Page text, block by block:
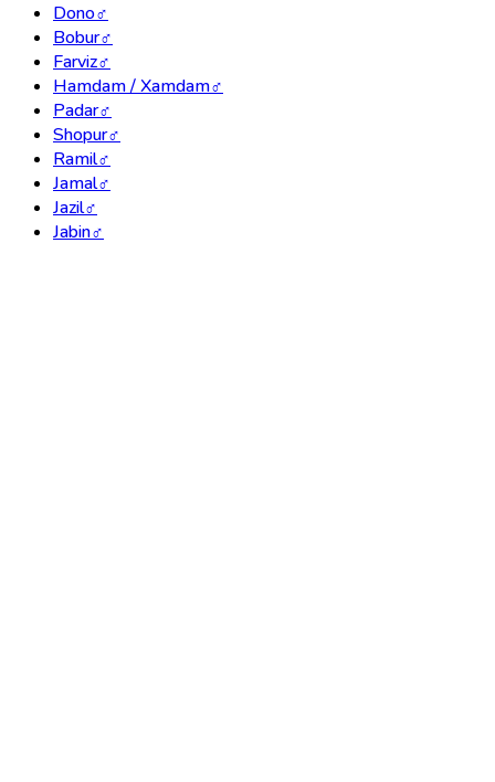
Dono♂
Bobur♂
Farviz♂
Hamdam / Xamdam♂
Padar♂
Shopur♂
Ramil♂
Jamal♂
Jazil♂
Jabin♂